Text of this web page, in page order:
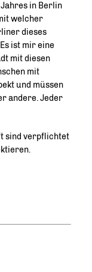
in Berlin
welcher
dieses
ist mir eine
mit diesen
mit
und müssen
andere. Jeder
sind verpflichtet